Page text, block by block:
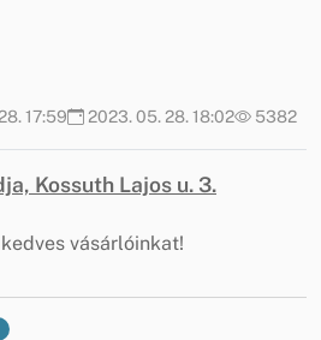
17:59 2023. 05. 28. 18:02 5382
Kossuth Lajos u. 3.
vásárlóinkat!